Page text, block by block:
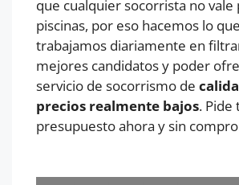
que cualquier socorrista no vale
piscinas, por eso hacemos lo
trabajamos diariamente en
mejores candidatos y poder
servicio de socorrismo de
precios realmente bajos. Pide
presupuesto ahora y sin